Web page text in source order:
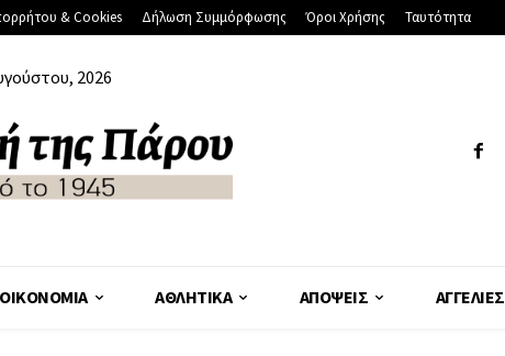
& Cookies Δήλωση Συμμόρφωσης Όροι Χρήσης Ταυτότητα
2026
ΟΙΚΟΝΟΜΊΑ ΑΘΛΗΤΙΚΆ ΑΠΌΨΕΙΣ ΑΓΓΕΛΊΕΣ